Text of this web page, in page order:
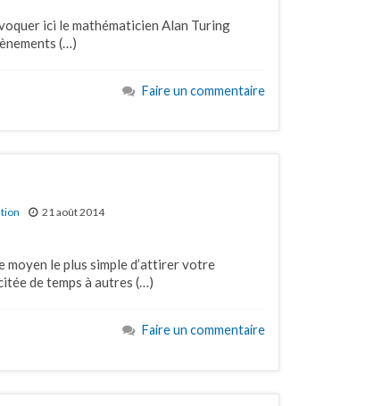
ici le mathématicien Alan Turing
(…)
Faire un commentaire
21 août 2014
moyen le plus simple d’attirer votre
de temps à autres (…)
Faire un commentaire